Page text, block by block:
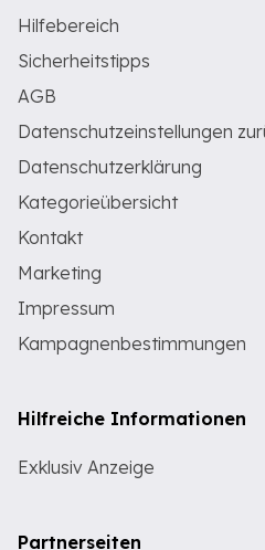
Hilfebereich
Sicherheitstipps
AGB
Datenschutzeinstellungen
Datenschutzerklärung
Kategorieübersicht
Kontakt
Marketing
Impressum
Kampagnenbestimmungen
Hilfreiche Informationen
Exklusiv Anzeige
Partnerseiten